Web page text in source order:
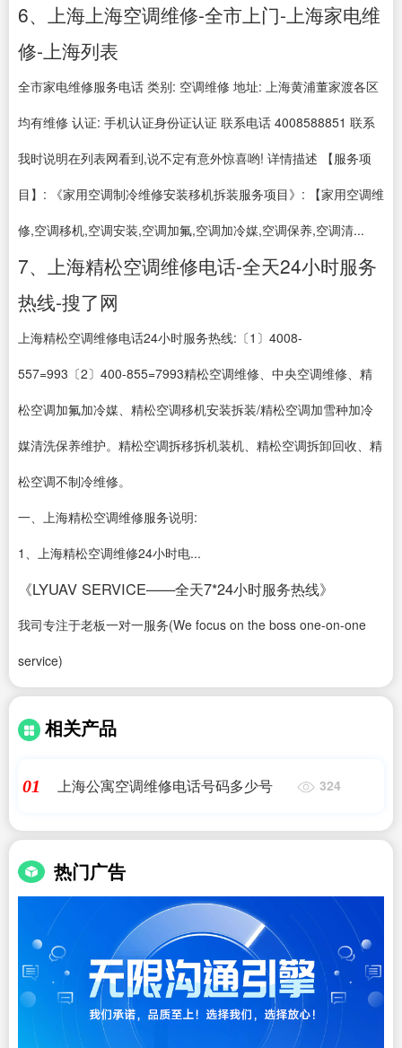
6、上海上海空调维修-全市上门-上海家电维
修-上海列表
全市家电维修服务电话 类别: 空调维修 地址: 上海黄浦董家渡各区
均有维修 认证: 手机认证身份证认证 联系电话 4008588851 联系
我时说明在列表网看到,说不定有意外惊喜哟! 详情描述 【服务项
目】: 《家用空调制冷维修安装移机拆装服务项目》: 【家用空调维
修,空调移机,空调安装,空调加氟,空调加冷媒,空调保养,空调清...
7、上海精松空调维修电话-全天24小时服务
热线-搜了网
上海精松空调维修电话24小时服务热线:〔1〕4008-
557=993〔2〕400-855=7993精松空调维修、中央空调维修、精
松空调加氟加冷媒、精松空调移机安装拆装/精松空调加雪种加冷
媒清洗保养维护。精松空调拆移拆机装机、精松空调拆卸回收、精
松空调不制冷维修。
一、上海精松空调维修服务说明:
1、上海精松空调维修24小时电...
《LYUAV SERVICE——全天7*24小时服务热线》
我司专注于老板一对一服务(We focus on the boss one-on-one
service)
相关产品
01 上海公寓空调维修电话号码多少号 324
热门广告